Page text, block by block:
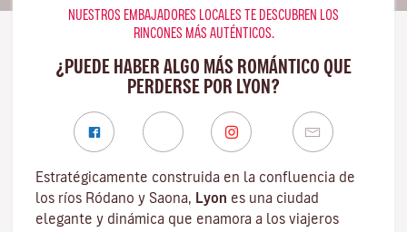
NUESTROS EMBAJADORES LOCALES TE DESCUBREN LOS
RINCONES MÁS AUTÉNTICOS.
¿PUEDE HABER ALGO MÁS ROMÁNTICO QUE
PERDERSE POR LYON?
Estratégicamente construida en la confluencia de
los ríos Ródano y Saona, Lyon es una ciudad
elegante y dinámica que enamora a los viajeros